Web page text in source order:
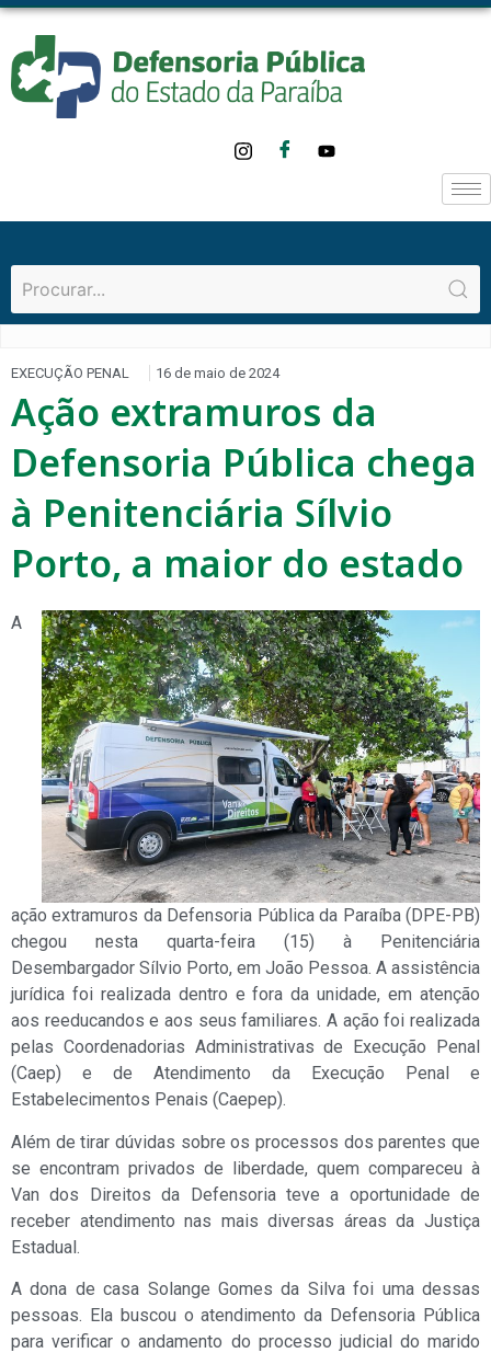
EXECUÇÃO PENAL 16 de maio de 2024
Ação extramuros da
Defensoria Pública chega
à Penitenciária Sílvio
Porto, a maior do estado
A
ação extramuros da Defensoria Pública da Paraíba (DPE-PB)
chegou nesta quarta-feira (15) à Penitenciária
Desembargador Sílvio Porto, em João Pessoa. A assistência
jurídica foi realizada dentro e fora da unidade, em atenção
aos reeducandos e aos seus familiares. A ação foi realizada
pelas Coordenadorias Administrativas de Execução Penal
(Caep) e de Atendimento da Execução Penal e
Estabelecimentos Penais (Caepep).
Além de tirar dúvidas sobre os processos dos parentes que
se encontram privados de liberdade, quem compareceu à
Van dos Direitos da Defensoria teve a oportunidade de
receber atendimento nas mais diversas áreas da Justiça
Estadual.
A dona de casa Solange Gomes da Silva foi uma dessas
pessoas. Ela buscou o atendimento da Defensoria Pública
para verificar o andamento do processo judicial do marido